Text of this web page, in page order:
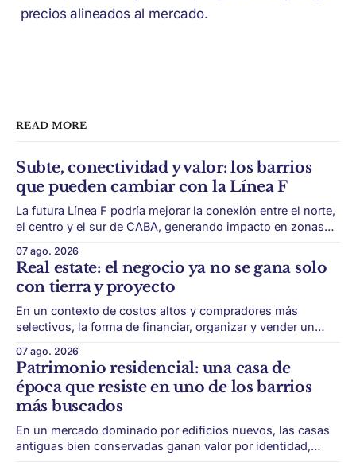
precios alineados al mercado.
READ MORE
Subte, conectividad y valor: los barrios
que pueden cambiar con la Línea F
La futura Línea F podría mejorar la conexión entre el norte,
el centro y el sur de CABA, generando impacto en zonas
transporte puede cambiar el mapa inmobiliario de una
ciudad. La futura Línea F del subte busca mejorar la
conexión
07 ago. 2026
Real estate: el negocio ya no se gana solo
con tierra y proyecto
En un contexto de costos altos y compradores más
selectivos, la forma de financiar, organizar y vender un
éxito de un desarrollo inmobiliario ya no depende solo de
conseguir un buen terreno. En un mercado más exigente,
la estructura financiera, legal
07 ago. 2026
Patrimonio residencial: una casa de
época que resiste en uno de los barrios
más buscados
En un mercado dominado por edificios nuevos, las casas
antiguas bien conservadas ganan valor por identidad,